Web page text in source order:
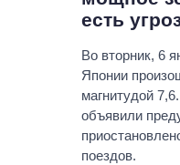
есть
Во вторник, 6
Японии
магнитудой
объявили
поездов.